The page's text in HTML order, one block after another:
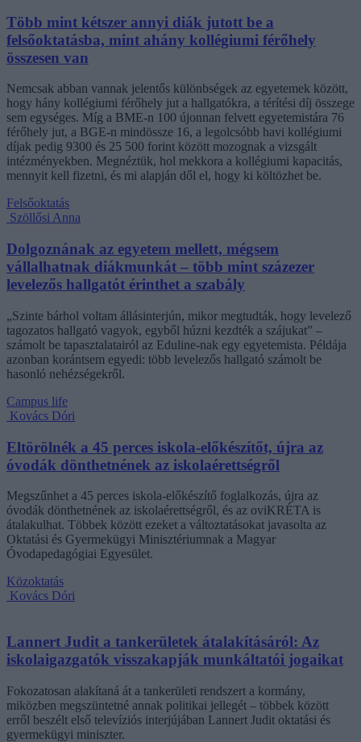
Több mint kétszer annyi diák jutott be a
felsőoktatásba, mint ahány kollégiumi férőhely
összesen van
Nemcsak abban vannak jelentős különbségek az egyetemek között,
hogy hány kollégiumi férőhely jut a hallgatókra, a térítési díj összege
sem egységes. Míg a BME-n 100 újonnan felvett egyetemistára 76
férőhely jut, a BGE-n mindössze 16, a legolcsóbb havi kollégiumi
díjak pedig 9300 és 25 500 forint között mozognak a vizsgált
intézményekben. Megnéztük, hol mekkora a kollégiumi kapacitás,
mennyit kell fizetni, és mi alapján dől el, hogy ki költözhet be.
Felsőoktatás
Szöllősi Anna
Dolgoznának az egyetem mellett, mégsem
vállalhatnak diákmunkát – több mint százezer
levelezős hallgatót érinthet a szabály
„Szinte bárhol voltam állásinterjún, mikor megtudták, hogy levelező
tagozatos hallgató vagyok, egyből húzni kezdték a szájukat” –
számolt be tapasztalatairól az Eduline-nak egy egyetemista. Példája
azonban korántsem egyedi: több levelezős hallgató számolt be
hasonló nehézségekről.
Campus life
Kovács Dóri
Eltörölnék a 45 perces iskola-előkészítőt, újra az
óvodák dönthetnének az iskolaérettségről
Megszűnhet a 45 perces iskola-előkészítő foglalkozás, újra az
óvodák dönthetnének az iskolaérettségről, és az oviKRÉTA is
átalakulhat. Többek között ezeket a változtatásokat javasolta az
Oktatási és Gyermekügyi Minisztériumnak a Magyar
Óvodapedagógiai Egyesület.
Közoktatás
Kovács Dóri
Lannert Judit a tankerületek átalakításáról: Az
iskolaigazgatók visszakapják munkáltatói jogaikat
Fokozatosan alakítaná át a tankerületi rendszert a kormány,
miközben megszüntetné annak politikai jellegét – többek között
erről beszélt első televíziós interjújában Lannert Judit oktatási és
gyermekügyi miniszter.